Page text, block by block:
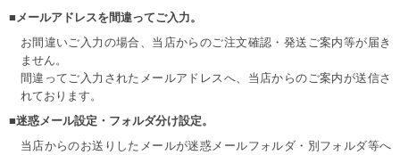
■メールアドレスを間違ってご入力。
お間違いご入力の場合、当店からのご注文確認・発送ご案内等が届き
ません。
間違ってご入力されたメールアドレスへ、当店からのご案内が送信さ
れております。
■迷惑メール設定・フォルダ分け設定。
当店からのお送りしたメールが迷惑メールフォルダ・別フォルダ等へ